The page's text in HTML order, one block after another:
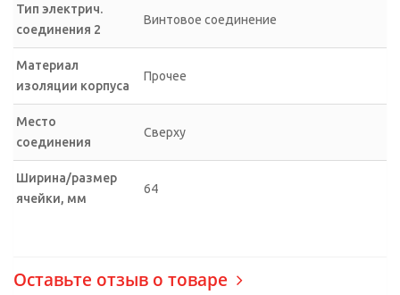
Тип электрич.
соединения 2
Винтовое соединение
Материал
изоляции корпуса
Прочее
Место
соединения
Сверху
Ширина/размер
ячейки, мм
64
Оставьте отзыв о товаре